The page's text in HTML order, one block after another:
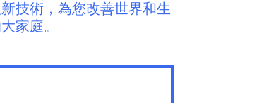
技術，為您改善世界和生
家庭。